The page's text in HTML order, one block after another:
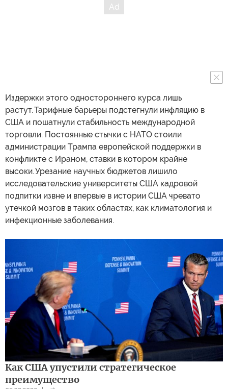
Издержки этого одностороннего курса лишь
растут. Тарифные барьеры подстегнули инфляцию в
США и пошатнули стабильность международной
торговли. Постоянные стычки с НАТО стоили
администрации Трампа европейской поддержки в
конфликте с Ираном, ставки в котором крайне
высоки. Урезание научных бюджетов лишило
исследовательские университеты США кадровой
подпитки извне и впервые в истории США чревато
утечкой мозгов в таких областях, как климатология и
инфекционные заболевания.
Как США упустили стратегическое
преимущество